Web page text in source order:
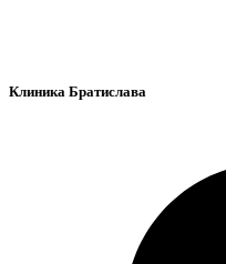
Клиника Братислава